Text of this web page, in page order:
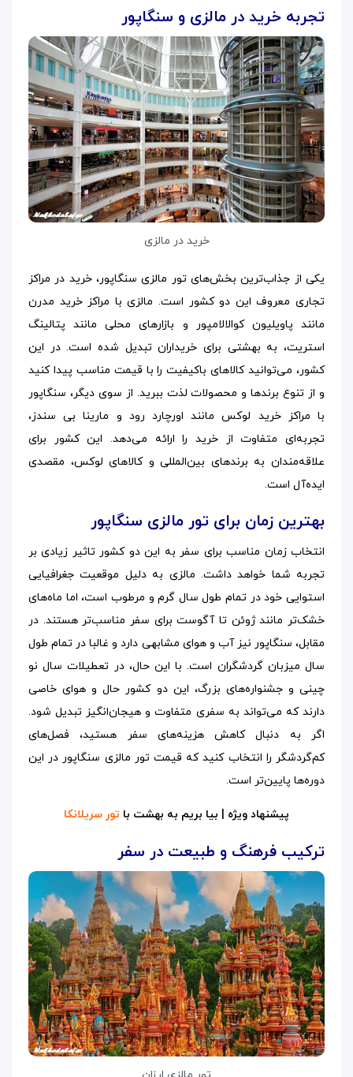
تجربه خرید در مالزی و سنگاپور
خرید در مالزی
یکی از جذاب‌ترین بخش‌های تور مالزی سنگاپور، خرید در مراکز
تجاری معروف این دو کشور است. مالزی با مراکز خرید مدرن
مانند پاویلیون کوالالامپور و بازارهای محلی مانند پتالینگ
استریت، به بهشتی برای خریداران تبدیل شده است. در این
کشور، می‌توانید کالاهای باکیفیت را با قیمت مناسب پیدا کنید
و از تنوع برندها و محصولات لذت ببرید. از سوی دیگر، سنگاپور
با مراکز خرید لوکس مانند اورچارد رود و مارینا بی سندز،
تجربه‌ای متفاوت از خرید را ارائه می‌دهد. این کشور برای
علاقه‌مندان به برندهای بین‌المللی و کالاهای لوکس، مقصدی
ایده‌آل است.
بهترین زمان برای تور مالزی سنگاپور
انتخاب زمان مناسب برای سفر به این دو کشور تاثیر زیادی بر
تجربه شما خواهد داشت. مالزی به دلیل موقعیت جغرافیایی
استوایی خود در تمام طول سال گرم و مرطوب است، اما ماه‌های
خشک‌تر مانند ژوئن تا آگوست برای سفر مناسب‌تر هستند. در
مقابل، سنگاپور نیز آب‌ و هوای مشابهی دارد و غالبا در تمام طول
سال میزبان گردشگران است. با این حال، در تعطیلات سال نو
چینی و جشنواره‌های بزرگ، این دو کشور حال و هوای خاصی
دارند که می‌تواند به سفری متفاوت و هیجان‌انگیز تبدیل شود.
اگر به دنبال کاهش هزینه‌های سفر هستید، فصل‌های
کم‌گردشگر را انتخاب کنید که قیمت تور مالزی سنگاپور در این
دوره‌ها پایین‌تر است.
پیشنهاد ویژه | بیا بریم به بهشت با تور سریلانکا
ترکیب فرهنگ و طبیعت در سفر